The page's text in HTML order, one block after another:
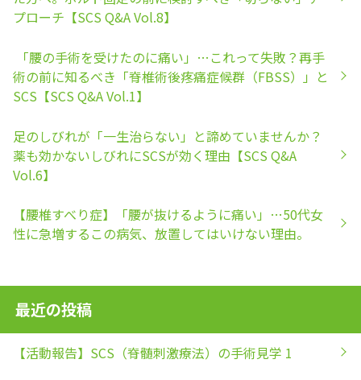
プローチ【SCS Q&A Vol.8】
「腰の手術を受けたのに痛い」…これって失敗？再手
術の前に知るべき「脊椎術後疼痛症候群（FBSS）」と
SCS【SCS Q&A Vol.1】
足のしびれが「一生治らない」と諦めていませんか？
薬も効かないしびれにSCSが効く理由【SCS Q&A
Vol.6】
【腰椎すべり症】「腰が抜けるように痛い」…50代女
性に急増するこの病気、放置してはいけない理由。
最近の投稿
【活動報告】SCS（脊髄刺激療法）の手術見学 1